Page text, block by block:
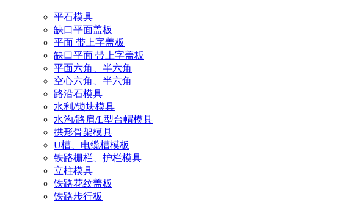
平石模具
缺口平面盖板
平面 带上字盖板
缺口平面 带上字盖板
平面六角、半六角
空心六角、半六角
路沿石模具
水利/锁块模具
水沟/路肩/L型台帽模具
拱形骨架模具
U槽、电缆槽模板
铁路栅栏、护栏模具
立柱模具
铁路花纹盖板
铁路步行板